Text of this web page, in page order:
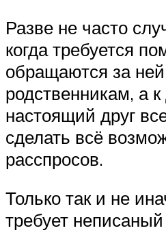
Разве не часто
когда требуется
обращаются за
родственникам, а
настоящий друг
сделать всё
расспросов.
Только так и не
требует